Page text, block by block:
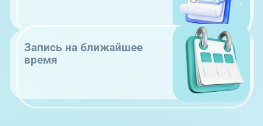
Запись на ближайшее
время